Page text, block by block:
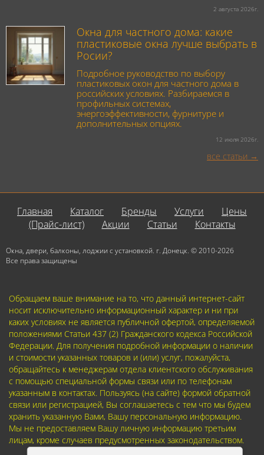
2 августа 2026г.
Окна для частного дома: какие
пластиковые окна лучше выбрать в
Росии?
Подробное руководство по выбору
пластиковых окон для частного дома в
российских условиях. Разбираемся в
профильных системах,
энергоэффективности, фурнитуре и
дополнительных опциях.
12 июля 2026г.
все статьи
Главная Каталог Бренды Услуги
Цены
(Прайс-лист)
Акции Статьи Контакты
Окна, двери, балконы, лоджии с установкой. г. Донецк. © 2010-2026
Все права защищены
Обращаем ваше внимание на то, что данный интернет-сайт
носит исключительно информационный характер и ни при
каких условиях не является публичной офертой, определяемой
положениями Статьи 437 (2) Гражданского кодекса Российской
Федерации. Для получения подробной информации о наличии
и стоимости указанных товаров и (или) услуг, пожалуйста,
обращайтесь к менеджерам отдела клиентского обслуживания
с помощью специальной формы связи или по телефонам
указанным в контактах. Пользуясь (на сайте) формой обратной
связи или регистрацией, Вы соглашаетесь с тем что мы будем
хранить указанную Вами, Вашу персональную информацию.
Мы не предоставляем Вашу личную информацию третьим
лицам, кроме случаев предусмотренных законодательством.